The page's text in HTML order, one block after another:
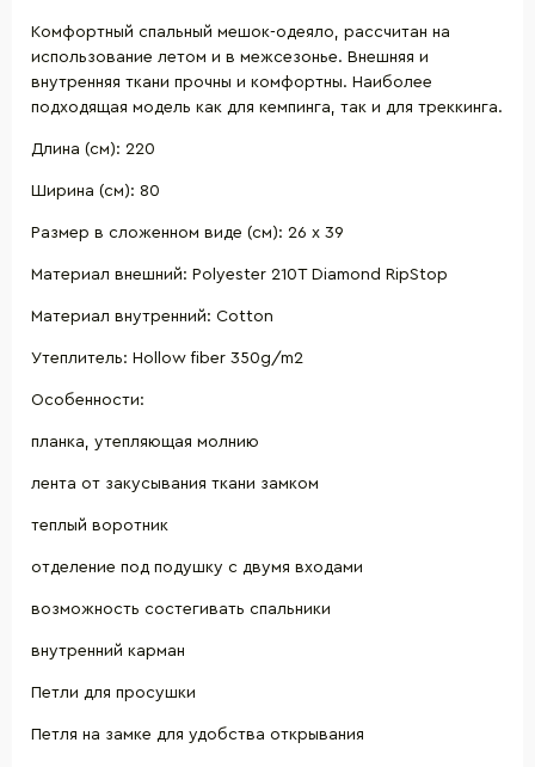
Комфортный спальный мешок-одеяло, рассчитан на
использование летом и в межсезонье. Внешняя и
внутренняя ткани прочны и комфортны. Наиболее
подходящая модель как для кемпинга, так и для треккинга.
Длина (см): 220
Ширина (см): 80
Размер в сложенном виде (см): 26 х 39
Материал внешний: Polyester 210T Diamond RipStop
Материал внутренний: Cotton
Утеплитель: Hollow fiber 350g/m2
Особенности:
планка, утепляющая молнию
лента от закусывания ткани замком
теплый воротник
отделение под подушку с двумя входами
возможность состегивать спальники
внутренний карман
Петли для просушки
Петля на замке для удобства открывания